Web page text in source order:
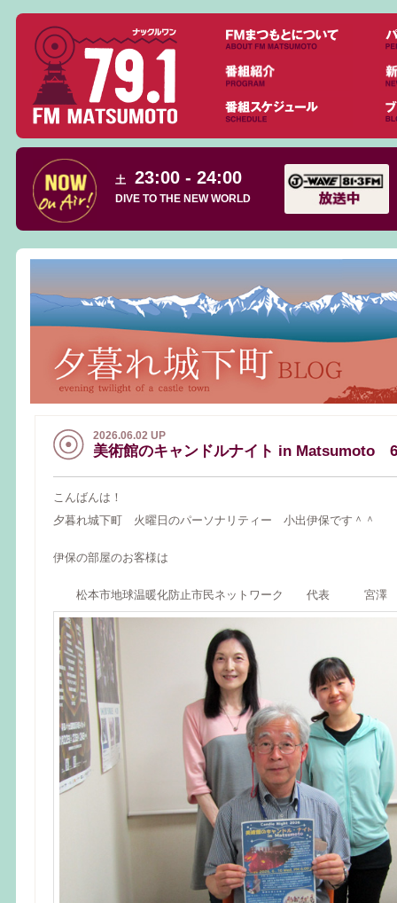
土 23:00 - 24:00
DIVE TO THE NEW WORLD
2026.06.02 UP
美術館のキャンドルナイト in Matsumoto
こんばんは！
夕暮れ城下町 火曜日のパーソナリティー 小出伊保です＾＾
伊保の部屋のお客様は
松本市地球温暖化防止市民ネットワーク 代表 宮澤